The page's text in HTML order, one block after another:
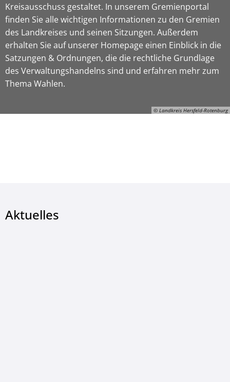
© Landkreis Hersfeld-Rotenburg
Kreisausschuss gestaltet. In unserem Gremienportal
finden Sie alle wichtigen Informationen zu den Gremien
des Landkreises und seinen Sitzungen. Außerdem
erhalten Sie auf unserer Homepage einen Einblick in die
Satzungen & Ordnungen, die die rechtliche Grundlage
des Verwaltungshandelns sind und erfahren mehr zum
Thema Wahlen.
Aktuelles